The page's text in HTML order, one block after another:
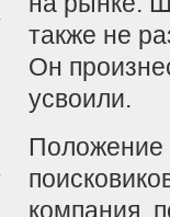
также не
Он
усвоили.
Положение
компания